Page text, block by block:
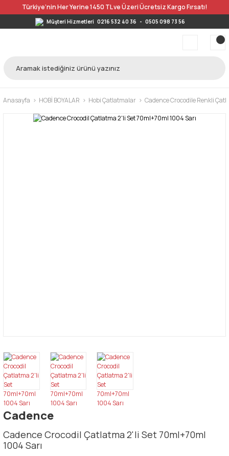
Türkiye’nin Her Yerine 1450 TL ve Üzeri Ücretsiz Kargo Fırsatı!
Müşteri Hizmetleri 0216 532 40 36 - 0505 098 73 56
Anasayfa HOBİ BOYALAR Hobi Çatlatmalar Cadence Crocodile Renkli
Cadence
Cadence Crocodil Çatlatma 2'li Set 70ml+70ml
1004 Sarı